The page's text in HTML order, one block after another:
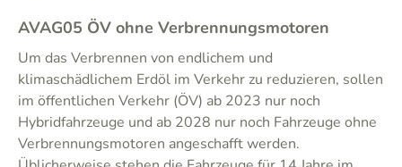
AVAG05 ÖV ohne Verbrennungsmotoren
Um das Verbrennen von endlichem und
klimaschädlichem Erdöl im Verkehr zu reduzieren, sollen
im öffentlichen Verkehr (ÖV) ab 2023 nur noch
Hybridfahrzeuge und ab 2028 nur noch Fahrzeuge ohne
Verbrennungsmotoren angeschafft werden.